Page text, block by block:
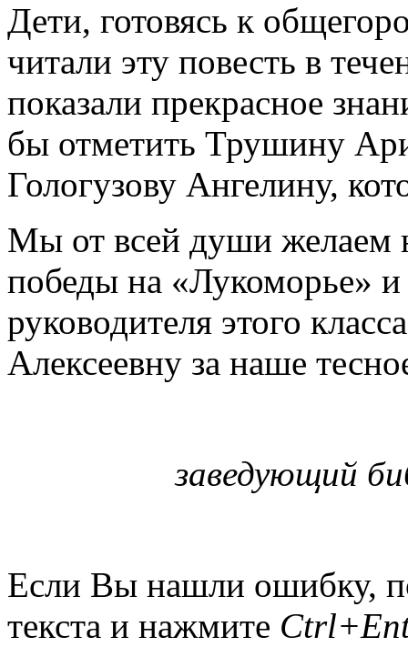
Дети, готовясь к
читали эту повесть в
показали прекрасное
бы отметить Трушину
Гологузову Ангелину,
Мы от всей души желаем
победы на «Лукоморье» и
руководителя этого
Алексеевну за наше
заведующий
Если Вы нашли ошибку,
текста и нажмите